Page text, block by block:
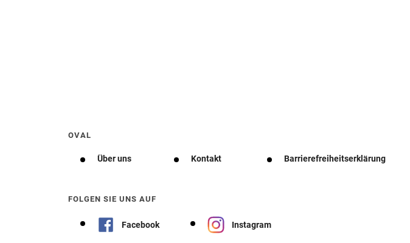
OVAL
Über uns Kontakt Barrierefreiheitserklärung
FOLGEN SIE UNS AUF
Facebook Instagram